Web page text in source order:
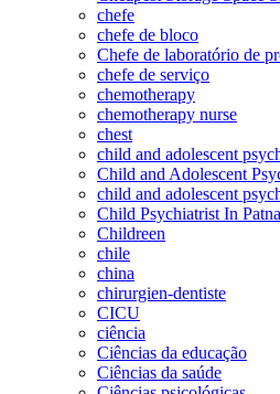
chefe
chefe de bloco
Chefe de laboratório de
chefe de serviço
chemotherapy
chemotherapy nurse
chest
child and adolescent
Child and Adolescent
child and adolescent
Child Psychiatrist In Patna
Childreen
chile
china
chirurgien-dentiste
CICU
ciência
Ciências da educação
Ciências da saúde